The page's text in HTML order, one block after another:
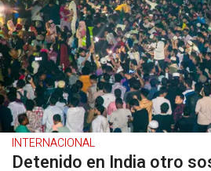
INTERNACIONAL
Detenido en India otro